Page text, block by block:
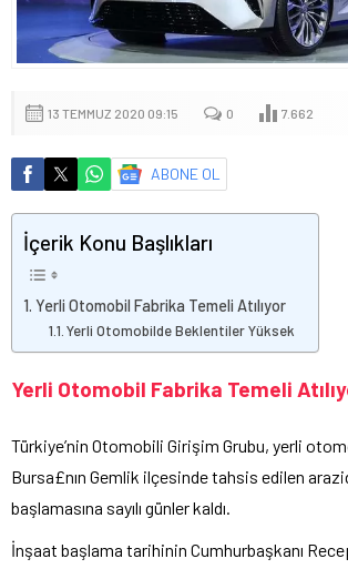
13 TEMMUZ 2020 09:15 0 7.662
ABONE OL
İçerik Konu Başlıkları
Yerli Otomobil Fabrika Temeli Atılıyor
Yerli Otomobilde Beklentiler Yüksek
Yerli Otomobil Fabrika Temeli
Türkiye’nin Otomobili Girişim Grubu, yerli
Bursa£nın Gemlik ilçesinde tahsis edilen
başlamasına sayılı günler kaldı.
İnşaat başlama tarihinin Cumhurbaşkanı